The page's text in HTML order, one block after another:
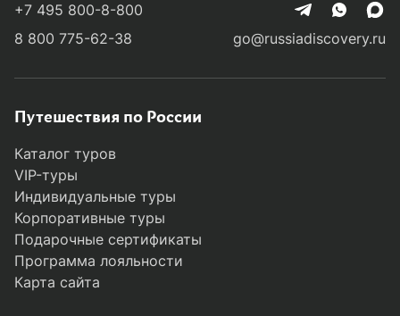
+7 495 800-8-800
8 800 775-62-38
go@russiadiscovery.ru
Путешествия по России
Каталог туров
VIP-туры
Индивидуальные туры
Корпоративные туры
Подарочные сертификаты
Программа лояльности
Карта сайта